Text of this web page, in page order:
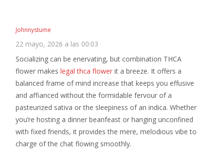
Johnnystume
22 mayo, 2026 a las 00:03
Socializing can be enervating, but combination THCA
flower makes legal thca flower it a breeze. It offers a
balanced frame of mind increase that keeps you effusive
and affianced without the formidable fervour of a
pasteurized sativa or the sleepiness of an indica. Whether
you’re hosting a dinner beanfeast or hanging unconfined
with fixed friends, it provides the mere, melodious vibe to
charge of the chat flowing smoothly.